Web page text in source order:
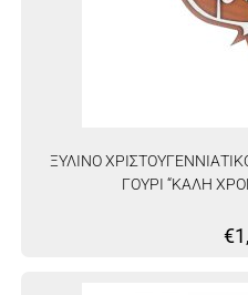
ΞΥΛΙΝΟ
ΓΟΥΡΙ “ΚΑΛΗ
€